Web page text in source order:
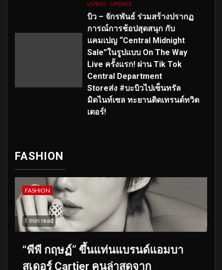
LIVING UPDATE
บิว – จักรพันธ์ ร่วมสร้างปรากฏ
การณ์การช้อปสุดสนุก กับ
แคมเปญ “Central Midnight
Sale”ในรูปแบบ On The Way
Live ครั้งแรก! ผ่าน Tik Tok
Central Department
Storeส่ง #บะบิวไปเซ็นทรัล
มิดไนท์เซล ทะยานติดเทรนด์ทวิต
เตอร์!
FASHION
FASHION
1 min read
“พีพี กฤษฏ์” ขึ้นแท่นแบรนด์แอมบา
สเดอร์ Cartier คนล่าสุดจาก